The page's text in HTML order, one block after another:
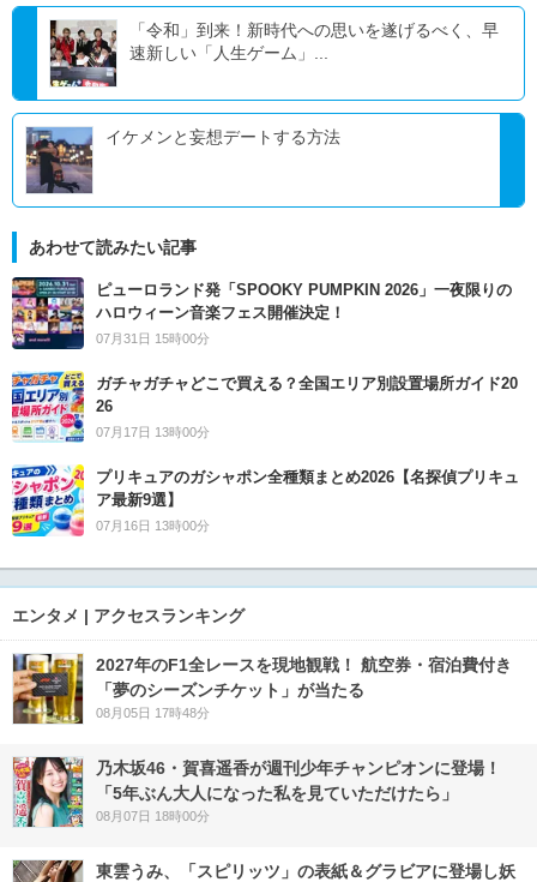
「令和」到来！新時代への思いを遂げるべく、早
速新しい「人生ゲーム」...
イケメンと妄想デートする方法
あわせて読みたい記事
ピューロランド発「SPOOKY PUMPKIN 2026」一夜限りの
ハロウィーン音楽フェス開催決定！
07月31日 15時00分
ガチャガチャどこで買える？全国エリア別設置場所ガイド20
26
07月17日 13時00分
プリキュアのガシャポン全種類まとめ2026【名探偵プリキュ
ア最新9選】
07月16日 13時00分
エンタメ | アクセスランキング
2027年のF1全レースを現地観戦！ 航空券・宿泊費付き
「夢のシーズンチケット」が当たる
08月05日 17時48分
乃木坂46・賀喜遥香が週刊少年チャンピオンに登場！
「5年ぶん大人になった私を見ていただけたら」
08月07日 18時00分
東雲うみ、「スピリッツ」の表紙＆グラビアに登場し妖